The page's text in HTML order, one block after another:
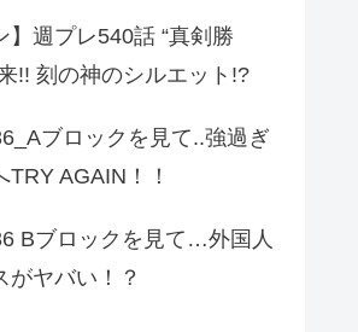
】週プレ540話 “真剣勝
!! 刻の神のシルエット!?
ブロックを見て..強過ぎ
TRY AGAIN！！
Bブロックを見て…外国人
がヤバい！？